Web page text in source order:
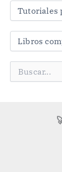
a
a